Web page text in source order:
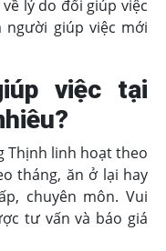
lý do đổi giúp việc
giúp việc mới
việc tại
Thịnh linh hoạt theo
tháng, ăn ở lại hay
chuyên môn. Vui
tư vấn và báo giá